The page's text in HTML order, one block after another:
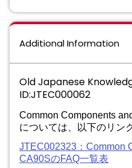
Additional Information
Old Japanese
ID:JTEC000062
Common Components
については、以下のリン
JTEC002323：Common
CA90SのFAQ一覧表